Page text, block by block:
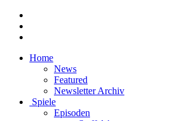
Home
News
Featured
Newsletter Archiv
Spiele
Episoden